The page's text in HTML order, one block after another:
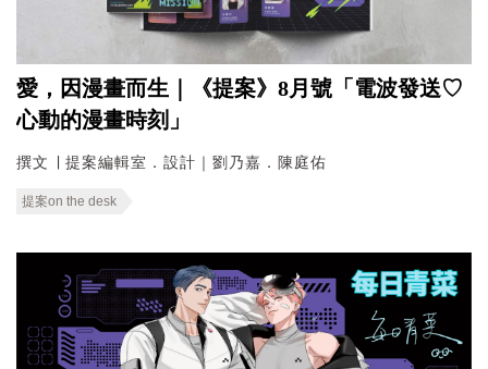
愛，因漫畫而生｜《提案》8月號「電波發送♡
心動的漫畫時刻」
撰文 ∣ 提案編輯室．設計｜劉乃嘉．陳庭佑
提案on the desk